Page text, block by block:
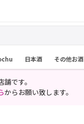
日本酒 その他お酒
です。
からお願い致します。